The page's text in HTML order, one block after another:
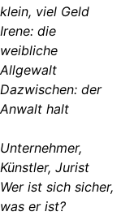
klein, viel Geld
Irene: die
weibliche
Allgewalt
Dazwischen: der
Anwalt halt
Unternehmer,
Künstler, Jurist
Wer ist sich sicher,
was er ist?